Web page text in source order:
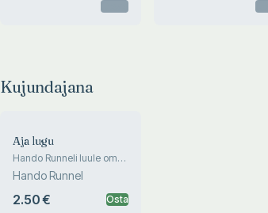
Kujundajana
Aja lugu
Hando Runneli luule oma
laulukavaks koostanud
Väino Uibo
Hando Runnel
2.50 € Osta